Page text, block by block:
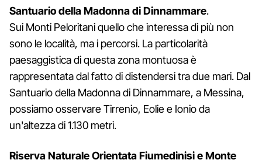
Santuario della Madonna di Dinnammare.
Sui Monti Peloritani quello che interessa di più non
sono le località, ma i percorsi. La particolarità
paesaggistica di questa zona montuosa è
rappresentata dal fatto di distendersi tra due mari. Dal
Santuario della Madonna di Dinnammare, a Messina,
possiamo osservare Tirrenio, Eolie e Ionio da
un'altezza di 1.130 metri.
Riserva Naturale Orientata Fiumedinisi e Monte